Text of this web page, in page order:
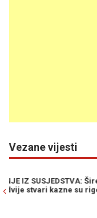
Vezane vijesti
NOVA PRAVILA NA
se smatrati